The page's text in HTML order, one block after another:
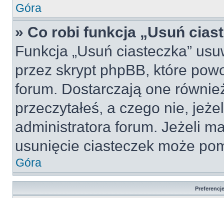
Góra
» Co robi funkcja „Usuń
Funkcja „Usuń ciasteczka”
przez skrypt phpBB, które
forum. Dostarczają one
przeczytałeś, a czego nie,
administratora forum. Jeżeli
usunięcie ciasteczek może
Góra